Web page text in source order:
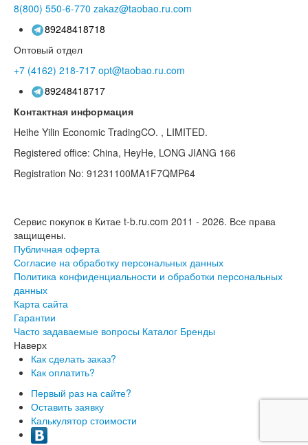
8(800) 550-6-770 zakaz@taobao.ru.com
89248418718
Оптовый отдел
+7 (4162) 218-717 opt@taobao.ru.com
89248418717
Контактная информация
Heihe Yilin Economic TradingCO. , LIMITED.
Registered office: China, HeyHe, LONG JIANG 166
Registration No: 91231100MA1F7QMP64
Сервис покупок в Китае t-b.ru.com 2011 - 2026. Все права
защищены.
Публичная оферта
Согласие на обработку персональных данных
Политика конфиденциальности и обработки персональных
данных
Карта сайта
Гарантии
Часто задаваемые вопросы Каталог Бренды
Наверх
Как сделать заказ?
Как оплатить?
Первый раз на сайте?
Оставить заявку
Калькулятор стоимости